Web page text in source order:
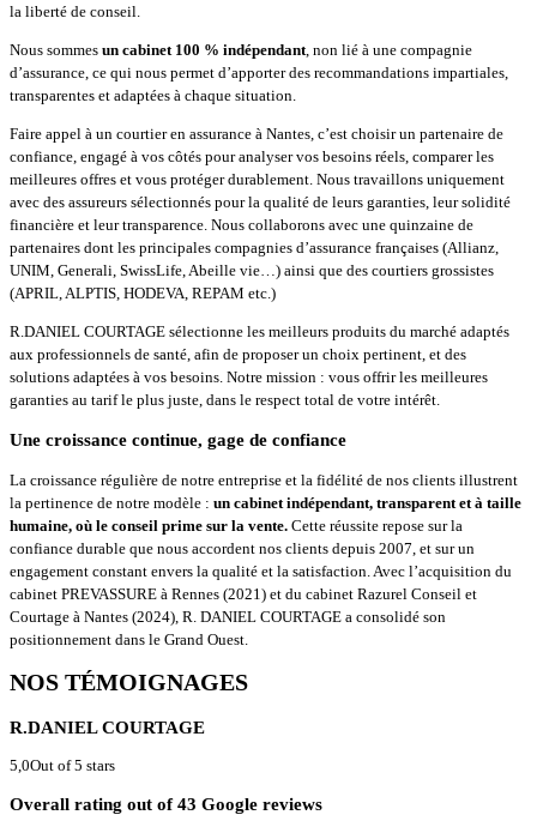
la liberté de conseil.
Nous sommes un cabinet 100 % indépendant , non lié à une compagnie
d’assurance, ce qui nous permet d’apporter des recommandations impartiales,
transparentes et adaptées à chaque situation.
Faire appel à un courtier en assurance à Nantes, c’est choisir un partenaire de
confiance, engagé à vos côtés pour analyser vos besoins réels, comparer les
meilleures offres et vous protéger durablement. Nous travaillons uniquement
avec des assureurs sélectionnés pour la qualité de leurs garanties, leur solidité
financière et leur transparence. Nous collaborons avec une quinzaine de
partenaires dont les principales compagnies d’assurance françaises (Allianz,
UNIM, Generali, SwissLife, Abeille vie…) ainsi que des courtiers grossistes
(APRIL, ALPTIS, HODEVA, REPAM etc.)
R.DANIEL COURTAGE sélectionne les meilleurs produits du marché adaptés
aux professionnels de santé, afin de proposer un choix pertinent, et des
solutions adaptées à vos besoins. Notre mission : vous offrir les meilleures
garanties au tarif le plus juste, dans le respect total de votre intérêt.
Une croissance continue, gage de confiance
La croissance régulière de notre entreprise et la fidélité de nos clients illustrent
la pertinence de notre modèle : un cabinet indépendant, transparent et à taille
humaine, où le conseil prime sur la vente. Cette réussite repose sur la
confiance durable que nous accordent nos clients depuis 2007, et sur un
engagement constant envers la qualité et la satisfaction. Avec l’acquisition du
cabinet PREVASSURE à Rennes (2021) et du cabinet Razurel Conseil et
Courtage à Nantes (2024), R. DANIEL COURTAGE a consolidé son
positionnement dans le Grand Ouest.
NOS TÉMOIGNAGES
R.DANIEL COURTAGE
5,0Out of 5 stars
Overall rating out of 43 Google reviews